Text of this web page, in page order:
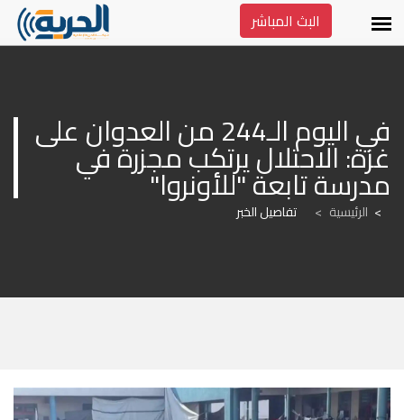
البث المباشر
غزة: الاحتلال يرتكب مجزرة في
مدرسة تابعة "للأونروا"
الرئيسية > تفاصيل الخبر